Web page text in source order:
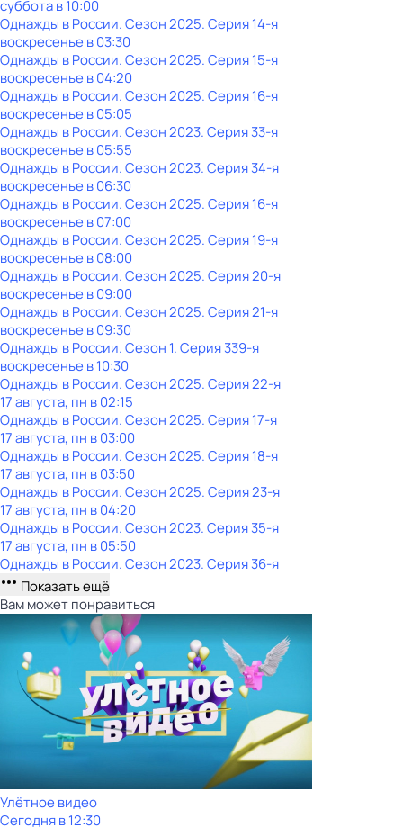
субботав10:00
Однажды в России. Сезон 2025. Серия 14-я
воскресенье в03:30
Однажды в России. Сезон 2025. Серия 15-я
воскресенье в04:20
Однажды в России. Сезон 2025. Серия 16-я
воскресенье в05:05
Однажды в России. Сезон 2023. Серия 33-я
воскресенье в05:55
Однажды в России. Сезон 2023. Серия 34-я
воскресенье в06:30
Однажды в России. Сезон 2025. Серия 16-я
воскресенье в07:00
Однажды в России. Сезон 2025. Серия 19-я
воскресенье в08:00
Однажды в России. Сезон 2025. Серия 20-я
воскресенье в09:00
Однажды в России. Сезон 2025. Серия 21-я
воскресенье в09:30
Однажды в России. Сезон 1. Серия 339-я
воскресенье в10:30
Однажды в России. Сезон 2025. Серия 22-я
17 августа, пн в 02:15
Однажды в России. Сезон 2025. Серия 17-я
17 августа, пн в 03:00
Однажды в России. Сезон 2025. Серия 18-я
17 августа, пн в 03:50
Однажды в России. Сезон 2025. Серия 23-я
17 августа, пн в 04:20
Однажды в России. Сезон 2023. Серия 35-я
17 августа, пн в 05:50
Однажды в России. Сезон 2023. Серия 36-я
Показать ещё
Вам может понравиться
Улётное видео
Сегодня в 12:30